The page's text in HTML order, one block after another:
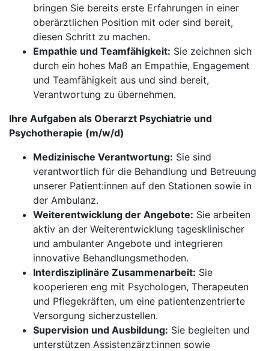
bringen Sie bereits erste Erfahrungen in einer
oberärztlichen Position mit oder sind bereit,
diesen Schritt zu machen.
Empathie und Teamfähigkeit: Sie zeichnen sich
durch ein hohes Maß an Empathie, Engagement
und Teamfähigkeit aus und sind bereit,
Verantwortung zu übernehmen.
Ihre Aufgaben als Oberarzt Psychiatrie und
Psychotherapie (m/w/d)
Medizinische Verantwortung: Sie sind
verantwortlich für die Behandlung und Betreuung
unserer Patient:innen auf den Stationen sowie in
der Ambulanz.
Weiterentwicklung der Angebote: Sie arbeiten
aktiv an der Weiterentwicklung tagesklinischer
und ambulanter Angebote und integrieren
innovative Behandlungsmethoden.
Interdisziplinäre Zusammenarbeit: Sie
kooperieren eng mit Psychologen, Therapeuten
und Pflegekräften, um eine patientenzentrierte
Versorgung sicherzustellen.
Supervision und Ausbildung: Sie begleiten und
unterstützen Assistenzärzt:innen sowie